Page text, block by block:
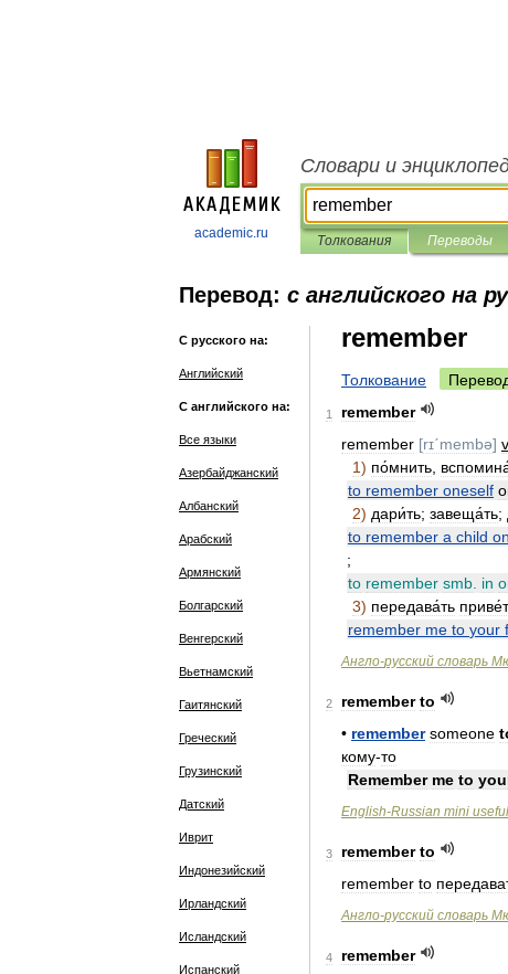
academic.ru
Словари и
Толкования Переводы
Перевод: с английского на
С русского на:
Английский
С английского на:
Все языки
Азербайджанский
Албанский
Арабский
Армянский
Болгарский
Венгерский
Вьетнамский
Гаитянский
Греческий
Грузинский
Датский
Иврит
Индонезийский
Ирландский
Исландский
Испанский
remember
Толкование
1
remember
remember [rɪˊmembə] v
1) по́мнить
to remember oneself
2) дари́ть; завеща́ть;
to remember a child on
;
to remember smb in
3) передава́ть приве́т
remember me to your
Англо-русский словарь
2 remember to
• remember someone
кому-то
Remember me to
English-Russian mini useful
3 remember to
remember to
Англо-русский словарь
4
remember